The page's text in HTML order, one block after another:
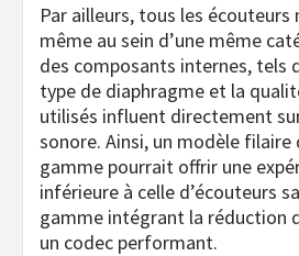
Par ailleurs, tous les écouteurs
même au sein d’une même
des composants internes, tels
type de diaphragme et la
utilisés influent directement
sonore. Ainsi, un modèle filaire
gamme pourrait offrir une
inférieure à celle d’écouteurs
gamme intégrant la réduction
un codec performant.